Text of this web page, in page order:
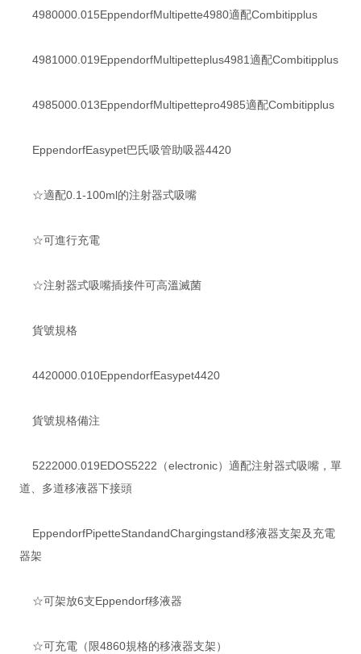
4980000.015EppendorfMultipette4980適配Combitipplus
4981000.019EppendorfMultipetteplus4981適配Combitipplus
4985000.013EppendorfMultipettepro4985適配Combitipplus
EppendorfEasypet巴氏吸管助吸器4420
☆適配0.1-100ml的注射器式吸嘴
☆可進行充電
☆注射器式吸嘴插接件可高溫滅菌
貨號規格
4420000.010EppendorfEasypet4420
貨號規格備注
5222000.019EDOS5222（electronic）適配注射器式吸嘴，單
道、多道移液器下接頭
EppendorfPipetteStandandChargingstand移液器支架及充電
器架
☆可架放6支Eppendorf移液器
☆可充電（限4860規格的移液器支架）